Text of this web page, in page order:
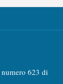
623 di